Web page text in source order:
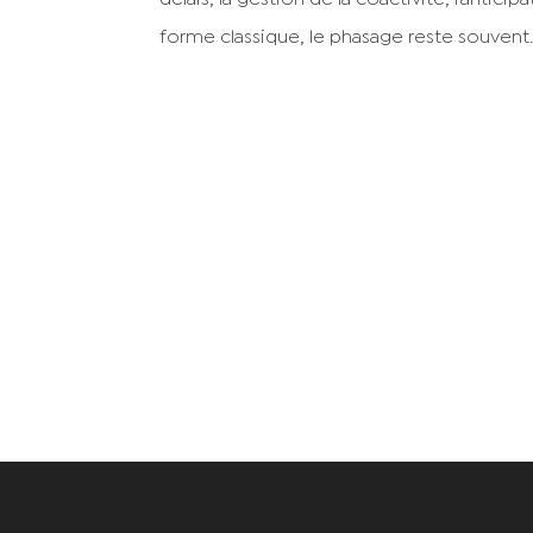
forme classique, le phasage reste